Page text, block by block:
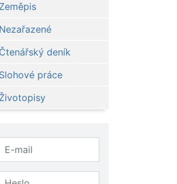
Zeměpis
Nezařazené
Čtenářský deník
Slohové práce
Životopisy